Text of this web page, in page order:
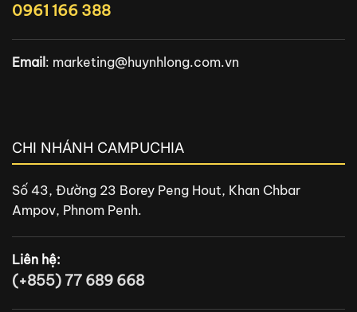
0961 166 388
Email: marketing@huynhlong.com.vn
CHI NHÁNH CAMPUCHIA
Số 43, Đường 23 Borey Peng Hout, Khan Chbar
Ampov, Phnom Penh.
Liên hệ:
(+855) 77 689 668